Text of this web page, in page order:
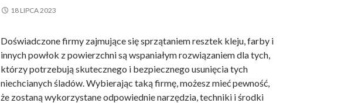
18 LIPCA 2023
Doświadczone firmy zajmujące się sprzątaniem resztek kleju, farby i
innych powłok z powierzchni są wspaniałym rozwiązaniem dla tych,
którzy potrzebują skutecznego i bezpiecznego usunięcia tych
niechcianych śladów. Wybierając taką firmę, możesz mieć pewność,
że zostaną wykorzystane odpowiednie narzędzia, techniki i środki